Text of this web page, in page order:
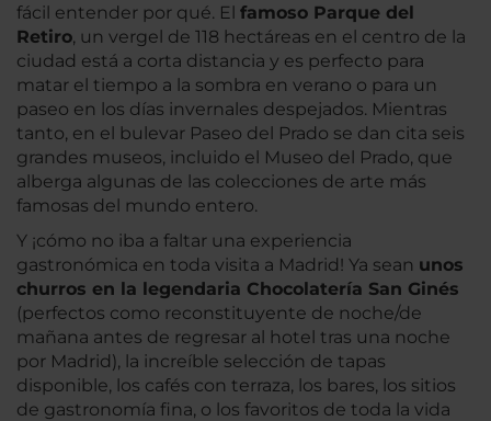
fácil entender por qué. El famoso Parque del
Retiro, un vergel de 118 hectáreas en el centro de la
ciudad está a corta distancia y es perfecto para
matar el tiempo a la sombra en verano o para un
paseo en los días invernales despejados. Mientras
tanto, en el bulevar Paseo del Prado se dan cita seis
grandes museos, incluido el Museo del Prado, que
alberga algunas de las colecciones de arte más
famosas del mundo entero.
Y ¡cómo no iba a faltar una experiencia
gastronómica en toda visita a Madrid! Ya sean unos
churros en la legendaria Chocolatería San Ginés
(perfectos como reconstituyente de noche/de
mañana antes de regresar al hotel tras una noche
por Madrid), la increíble selección de tapas
disponible, los cafés con terraza, los bares, los sitios
de gastronomía fina, o los favoritos de toda la vida